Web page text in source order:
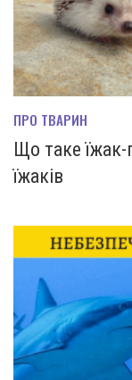
ПРО ТВАРИН
Що таке їжак-
їжаків